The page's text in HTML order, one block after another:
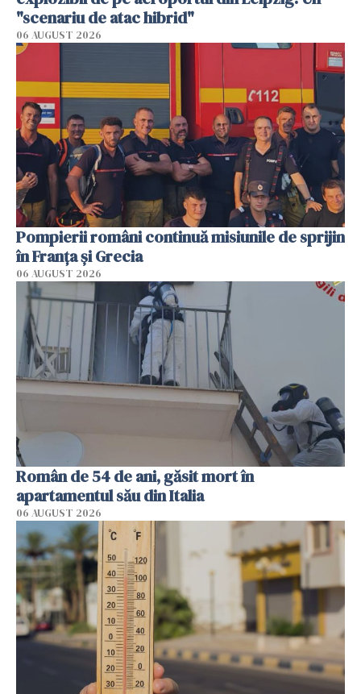
"scenariu de atac hibrid"
06 AUGUST 2026
Pompierii români continuă misiunile de sprijin
în Franţa şi Grecia
06 AUGUST 2026
Român de 54 de ani, găsit mort în
apartamentul său din Italia
06 AUGUST 2026